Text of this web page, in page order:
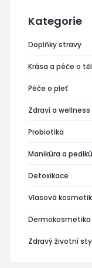
Kategorie
Doplňky stravy
Krása a péče o
Péče o pleť
Zdraví a wellness
Probiotika
Manikúra a
Detoxikace
Vlasová
Dermokosmetika
Zdravý životní